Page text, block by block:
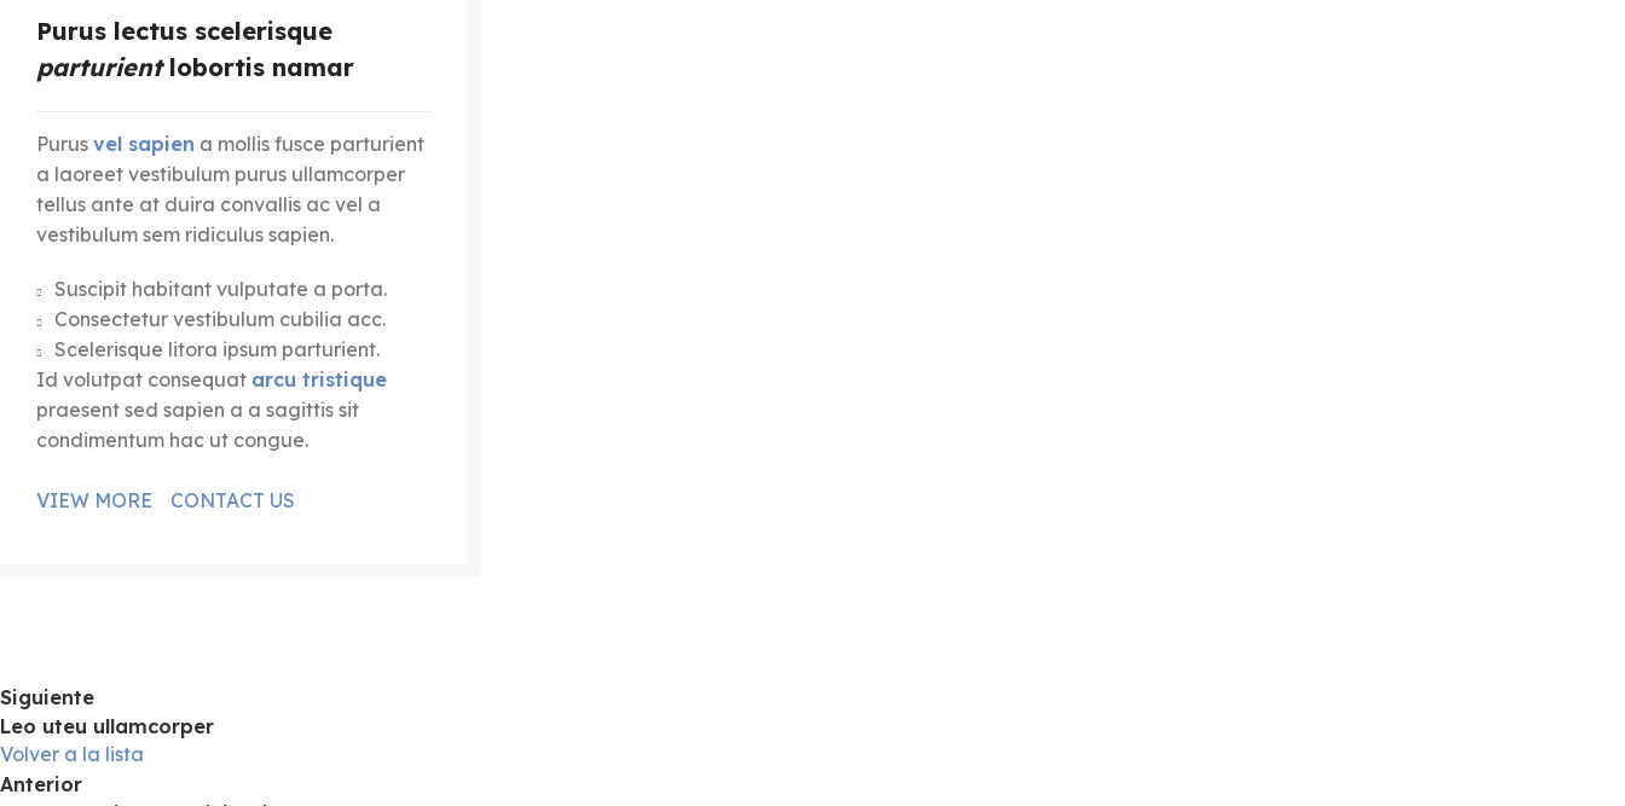
Purus lectus scelerisque
parturientlobortis namar
Purus vel sapien a mollis fusce parturient
a laoreet vestibulum purus ullamcorper
tellus ante at duira convallis ac vel a
vestibulum sem ridiculus sapien.
Suscipit habitant vulputate a porta.
Consectetur vestibulum cubilia acc.
Scelerisque litora ipsum parturient.
Id volutpat consequat arcu tristique
praesent sed sapien a a sagittis sit
condimentum hac ut congue.
VIEW MORE CONTACT US
Siguiente
Leo uteu ullamcorper
Volver a la lista
Anterior